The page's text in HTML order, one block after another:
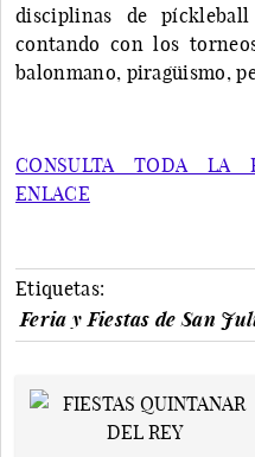
disciplinas de
contando con los
balonmano, piragüismo,
CONSULTA TODA LA
ENLACE
Etiquetas:
Feria y Fiestas de San